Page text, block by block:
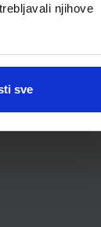
njihove
sve